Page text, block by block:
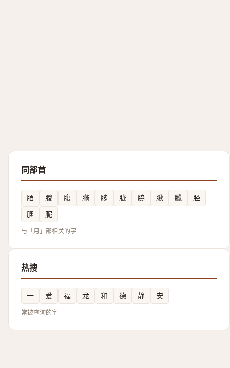
同部首
脜 朡 腹 䐰 䏧 胧 脇 䐐 臘
胫
䐃
胒
与「月」部相关的字
热搜
一 爱 福 龙 和 德 静 安
常被查询的字